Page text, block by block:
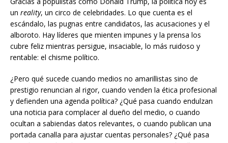
un reality, un circo de celebridades. Lo que cuenta es el
escándalo, las pugnas entre candidatos, las acusaciones y el
alboroto. Hay líderes que mienten impunes y la prensa los
cubre feliz mientras persigue, insaciable, lo más ruidoso y
rentable: el chisme político.
¿Pero qué sucede cuando medios no amarillistas sino de
prestigio renuncian al rigor, cuando venden la ética profesional
y defienden una agenda política? ¿Qué pasa cuando endulzan
una noticia para complacer al dueño del medio, o cuando
ocultan a sabiendas datos relevantes, o cuando publican una
portada canalla para ajustar cuentas personales? ¿Qué pasa